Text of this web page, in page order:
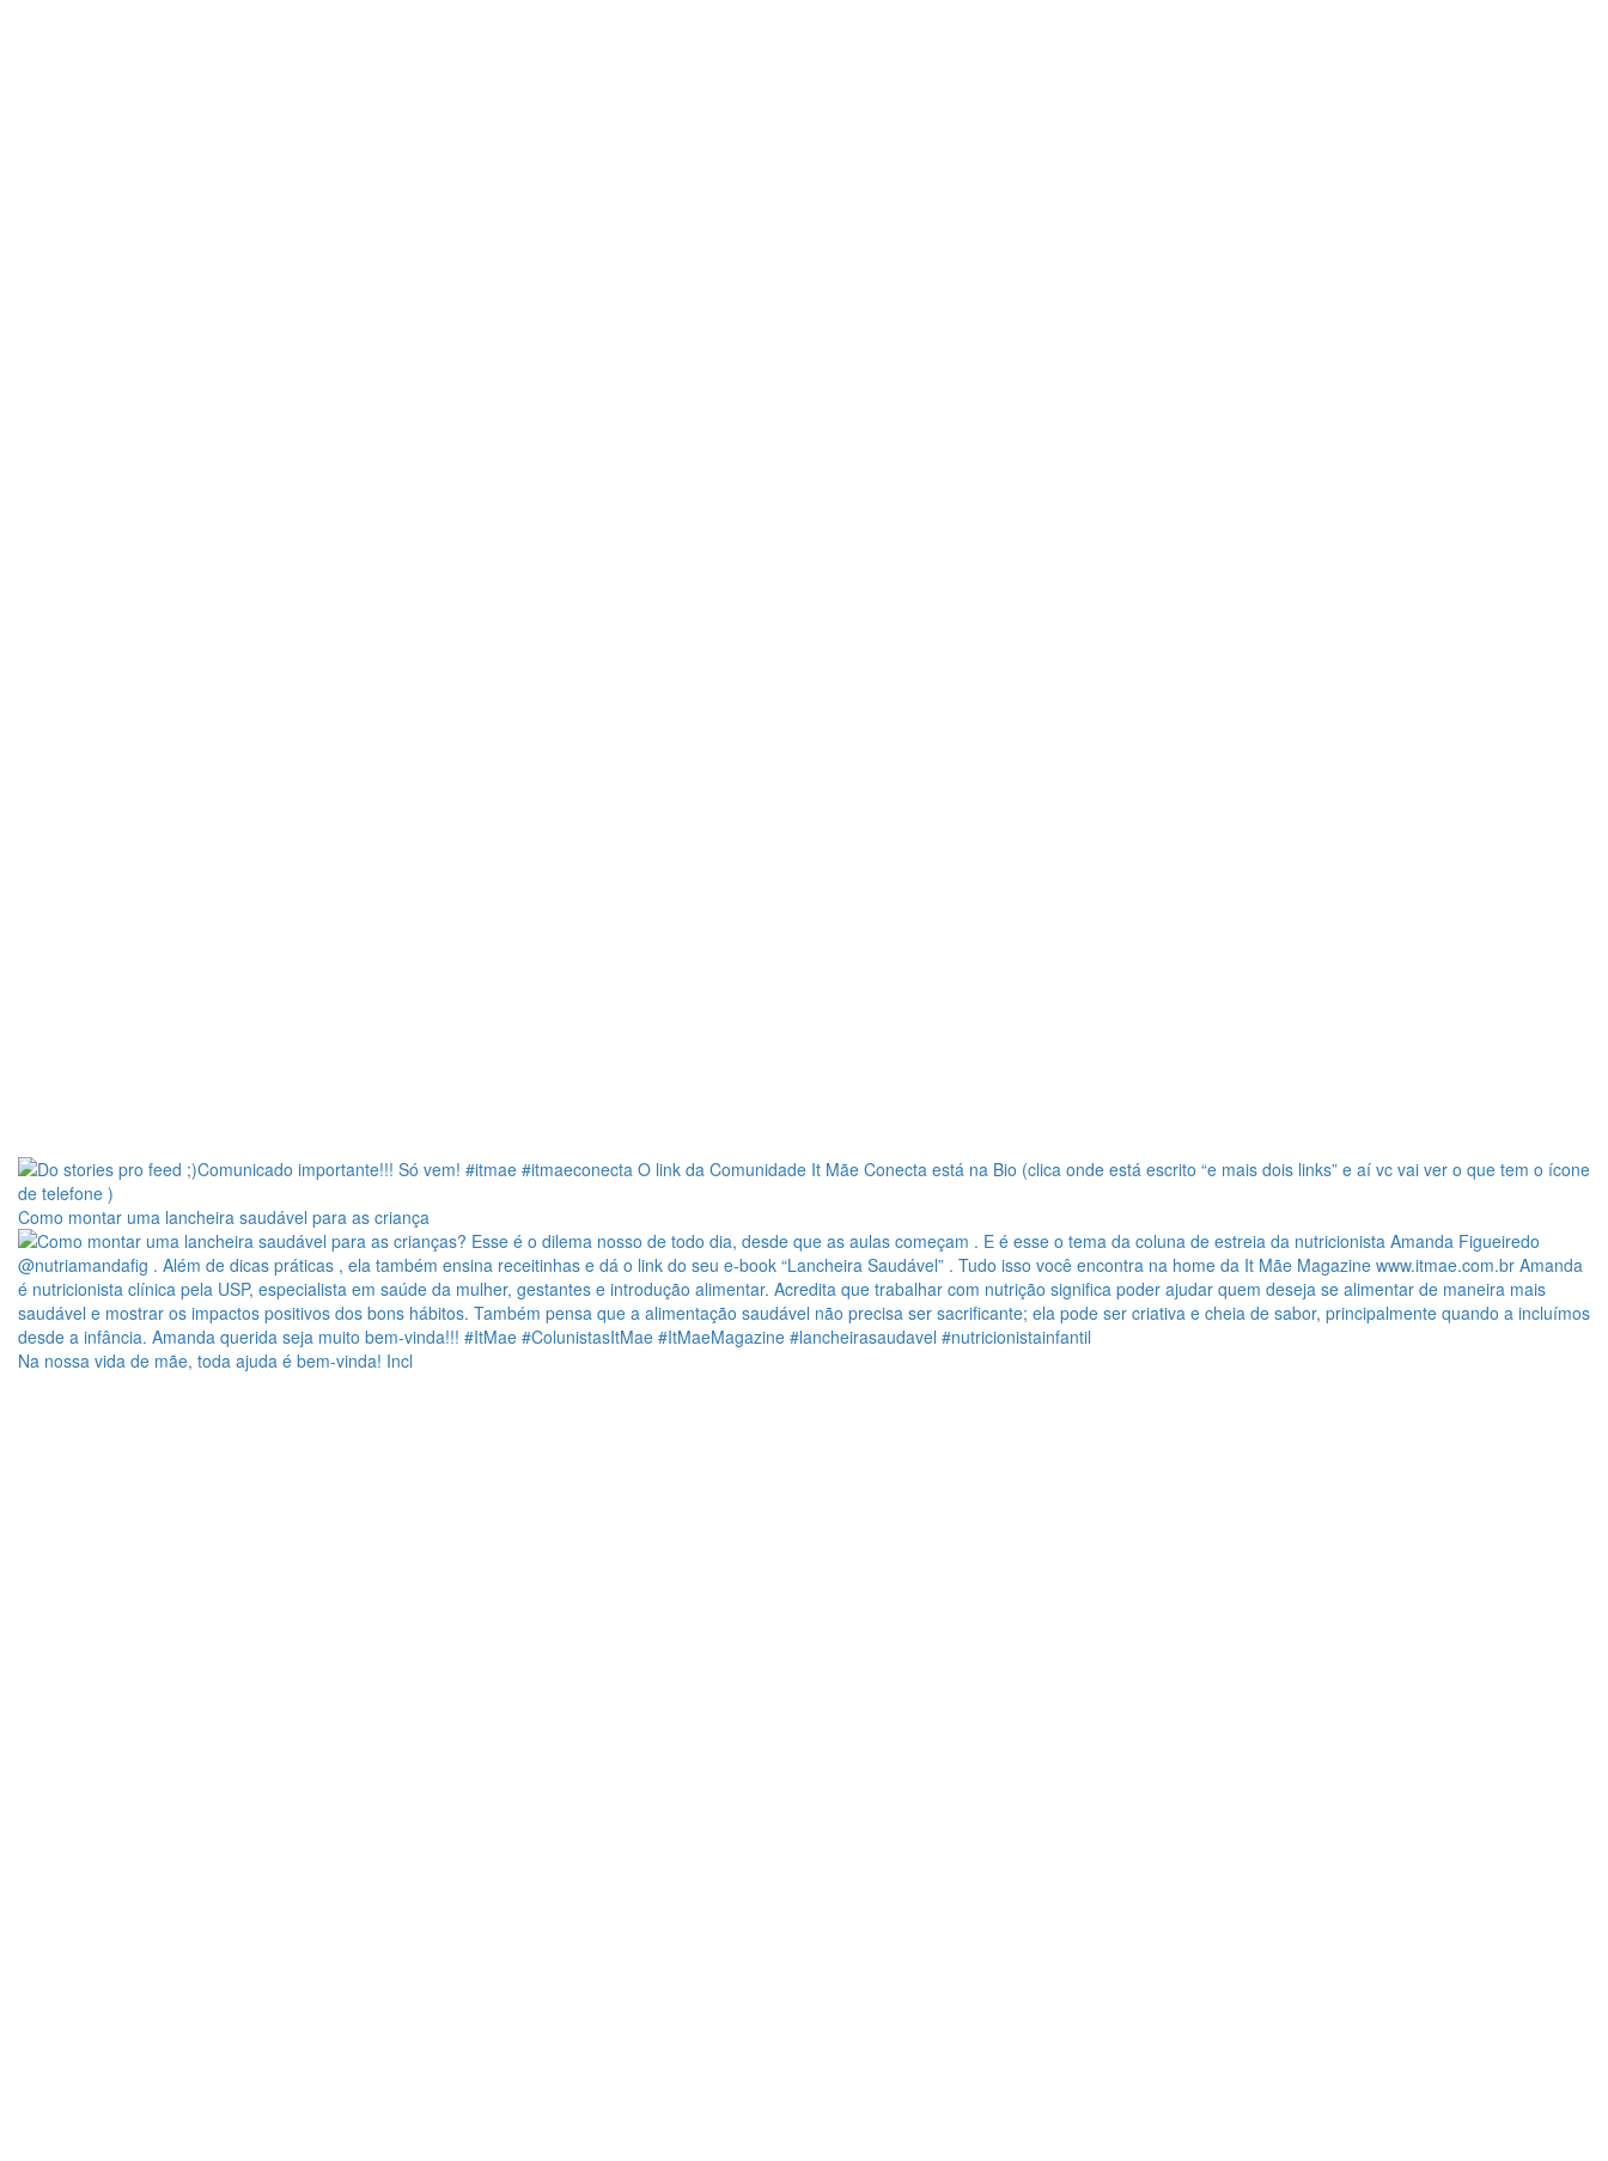
Como montar uma lancheira saudável para as criança
Na nossa vida de mãe, toda ajuda é bem-vinda! Incl